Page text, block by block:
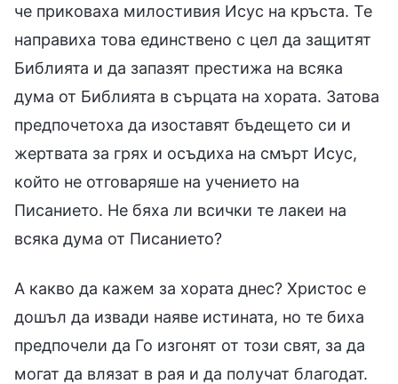
че приковаха милостивия Исус на кръста. Те
направиха това единствено с цел да защитят
Библията и да запазят престижа на всяка
дума от Библията в сърцата на хората. Затова
предпочетоха да изоставят бъдещето си и
жертвата за грях и осъдиха на смърт Исус,
който не отговаряше на учението на
Писанието. Не бяха ли всички те лакеи на
всяка дума от Писанието?
А какво да кажем за хората днес? Христос е
дошъл да извади наяве истината, но те биха
предпочели да Го изгонят от този свят, за да
могат да влязат в рая и да получат благодат.